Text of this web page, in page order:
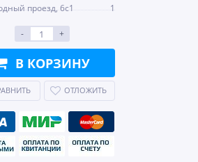
проезд, 6с1
1
- +
В КОРЗИНУ
ОТЛОЖИТЬ